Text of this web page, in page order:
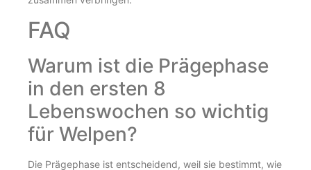
FAQ
Warum ist die Prägephase
in den ersten 8
Lebenswochen so wichtig
für Welpen?
Die Prägephase ist entscheidend, weil sie bestimmt, wie